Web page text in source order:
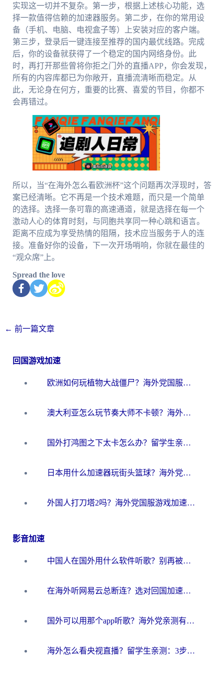
实现这一切并不复杂。第一步，根据上述核心功能，选
择一款值得信赖的加速器服务。第二步，在你的常用设
备（手机、电脑、电视盒子等）上安装对应的客户端。
第三步，登录后一键连接至推荐的国内最优线路。完成
后，你的设备就获得了一个稳定的国内网络身份。此
时，再打开那些曾将你拒之门外的直播APP，你会发现，
所有的内容库都已为你敞开，直播流清晰而稳定。从
此，无论身在何方，重要的比赛、喜爱的节目，你都不
会再错过。
所以，当“在海外怎么看欧洲杯”这个问题再次浮现时，答
案已经清晰。它不再是一个技术难题，而只是一个简单
的选择。选择一条可靠的高速通道，就是选择在每一个
激动人心的体育时刻，与同胞共享同一种心跳和语言。
距离不应成为享受热情的阻隔，技术应当服务于人的连
接。准备好你的设备，下一次开场哨响，你就在最佳的
“观众席”上。
Spread the love
← 前一篇文章
回国游戏加速
欧洲如何玩植物大战僵尸？海外党国服游戏加速避坑指南（附实测对比）
澳大利亚怎么玩节奏大师不卡顿？海外党国服游戏加速终极指南
国外打鸿图之下太卡怎么办？留学生亲测有效的国服游戏加速方案
日本用什么加速器玩街头篮球？海外党国服游戏不卡顿的终极攻略
外国人打刀塔2吗？海外党国服游戏加速避坑全攻略
影音加速
中国人在国外用什么软件听歌？别再被地域限制卡脖子，这篇教你轻松解锁国内音乐库
在海外听网易云总断连？选对回国加速器，告别地区限制和卡顿
国外可以用那个app听歌？海外党亲测有效的回国加速方案，轻松听国内音乐听书
海外怎么看央视直播？留学生亲测：3步解决版权限制+追剧自由